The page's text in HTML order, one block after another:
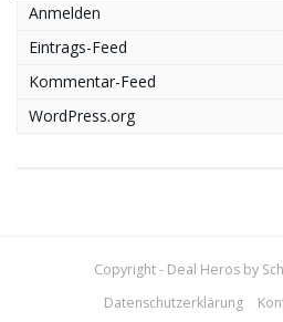
Anmelden
Eintrags-Feed
Kommentar-Feed
WordPress.org
Copyright - Deal Heros by
Datenschutzerklärung